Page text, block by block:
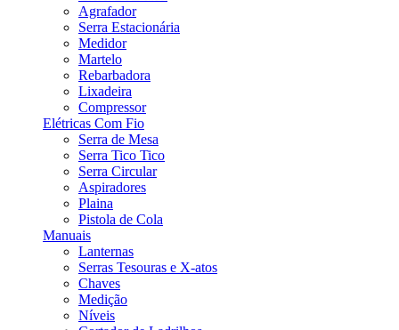
Agrafador
Serra Estacionária
Medidor
Martelo
Rebarbadora
Lixadeira
Compressor
Elétricas Com Fio
Serra de Mesa
Serra Tico Tico
Serra Circular
Aspiradores
Plaina
Pistola de Cola
Manuais
Lanternas
Serras Tesouras e X-atos
Chaves
Medição
Níveis